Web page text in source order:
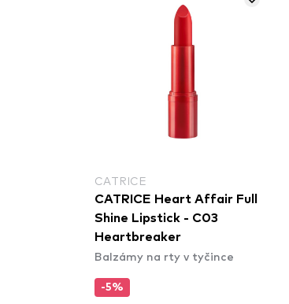
CATRICE
CATRICE Heart Affair Full
Shine Lipstick - C03
Heartbreaker
Balzámy na rty v tyčince
-5%